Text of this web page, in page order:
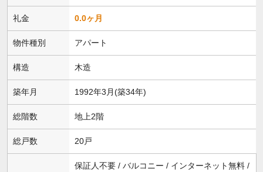
礼金 0.0ヶ月
物件種別 アパート
構造 木造
築年月 1992年3月(築34年)
総階数 地上2階
総戸数 20戸
保証人不要 / バルコニー / インターネット無料 /